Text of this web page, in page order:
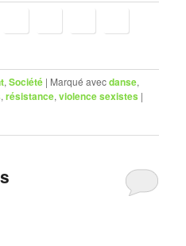
,Société | Marqué avecdanse,
,résistance,violence sexistes |